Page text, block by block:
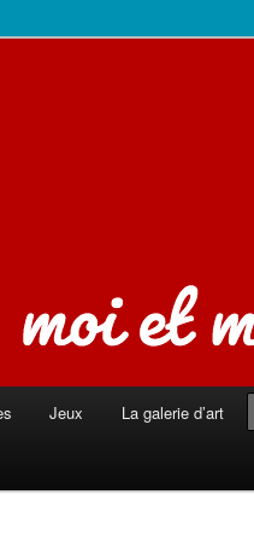
Jeux La galerie d’art